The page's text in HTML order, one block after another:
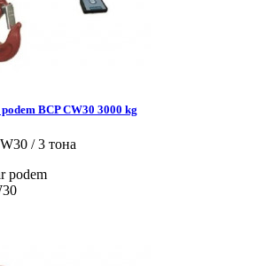
BCP CW30 3000 kg
/ 3 тона
podem